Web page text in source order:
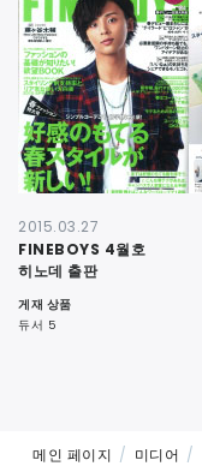
2015.03.27
FINEBOYS 4월호
히노데 출판
게재 상품
듀서 5
메인 페이지 미디어